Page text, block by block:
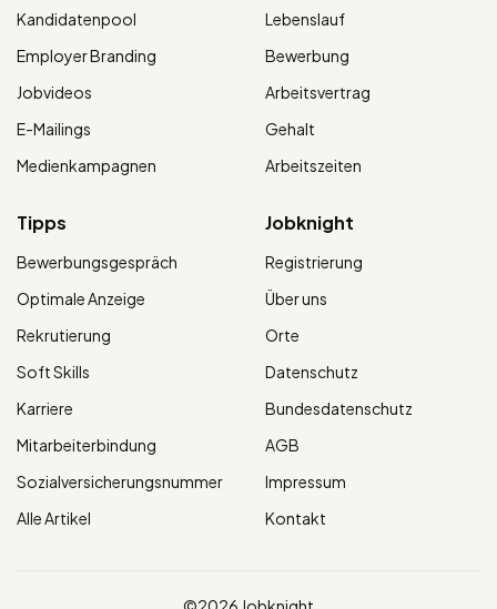
Kandidatenpool
Employer Branding
Jobvideos
E-Mailings
Medienkampagnen
Lebenslauf
Bewerbung
Arbeitsvertrag
Gehalt
Arbeitszeiten
Tipps
Bewerbungsgespräch
Optimale Anzeige
Rekrutierung
Soft Skills
Karriere
Mitarbeiterbindung
Sozialversicherungsnummer
Alle Artikel
Jobknight
Registrierung
Über uns
Orte
Datenschutz
Bundesdatenschutz
AGB
Impressum
Kontakt